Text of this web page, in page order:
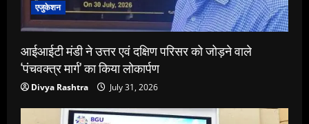
एजुकेशन
आईआईटी मंडी ने उत्तर एवं दक्षिण परिसर को जोड़ने वाले
‘पंचवक्त्र मार्ग’ का किया लोकार्पण
Divya Rashtra July 31, 2026